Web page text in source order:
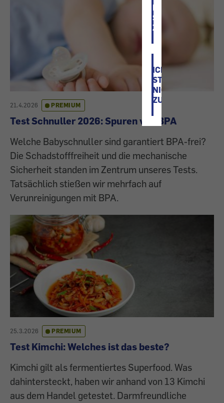
ICH
STIMME
ZU
ICH
STIMME
NICHT
ZU
21.4.2026 PREMIUM
Test Schnuller 2026: Spuren von BPA
Welche Babyschnuller sind garantiert BPA-frei?
Die Schadstofffreiheit und die mechanische
Sicherheit standen im Zentrum unseres Tests.
Tatsächlich stießen wir mehrfach auf
Verunreinigungen mit BPA.
25.3.2026 PREMIUM
Test Kimchi: Welches ist das beste?
Kimchi gilt als fermentiertes Superfood. Was
dahintersteckt, haben wir anhand von 13 Kimchi
aus dem Handel getestet. Darmfreundliche